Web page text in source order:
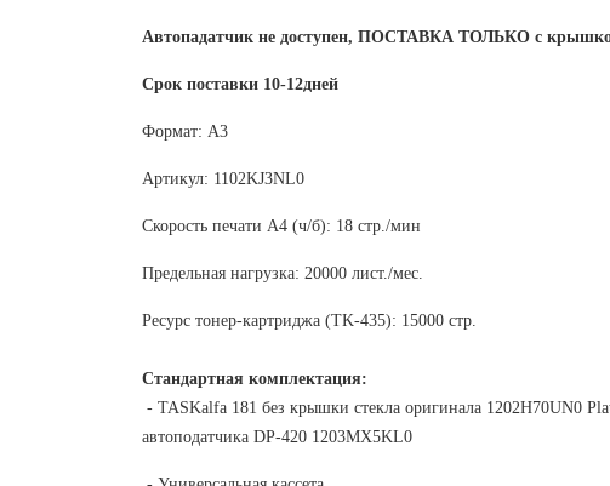
Автопадатчик не доступен, ПОСТАВКА ТОЛЬКО с
Срок поставки 10-12дней
Формат: A3
Артикул: 1102KJ3NL0
Скорость печати A4 (ч/б): 18 стр./мин
Предельная нагрузка: 20000 лист./мес.
Реcурс тонер-картриджа (TK-435): 15000 стр.
Стандартная комплектация:
- TASKalfa 181 без крышки стекла оригинала 1202H70UN0
автоподатчика DP-420 1203MX5KL0